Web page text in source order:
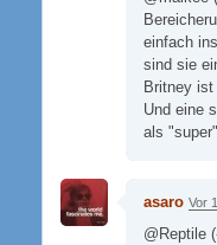
einfach
sind sie
Britney ist
Und eine
als
asaro Vor
@Reptile